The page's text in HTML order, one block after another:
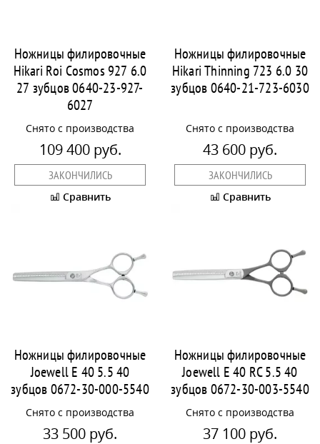
Ножницы филировочные
Hikari Roi Cosmos 927 6.0
27 зубцов 0640-23-927-
6027
Снято с производства
109 400 руб.
ЗАКОНЧИЛИСЬ
Сравнить
Ножницы филировочные
Hikari Thinning 723 6.0 30
зубцов 0640-21-723-6030
Снято с производства
43 600 руб.
ЗАКОНЧИЛИСЬ
Сравнить
Ножницы филировочные
Joewell E 40 5.5 40
зубцов 0672-30-000-5540
Снято с производства
33 500 руб.
Ножницы филировочные
Joewell E 40 RC 5.5 40
зубцов 0672-30-003-5540
Снято с производства
37 100 руб.